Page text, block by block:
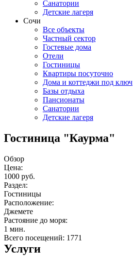
Санатории
Детские лагеря
Сочи
Все объекты
Частный сектор
Гостевые дома
Отели
Гостиницы
Квартиры посуточно
Дома и коттеджи под ключ
Базы отдыха
Пансионаты
Санатории
Детские лагеря
Гостиница "Каурма"
Обзор
Цена:
1000 руб.
Раздел:
Гостиницы
Расположение:
Джемете
Растояние до моря:
1 мин.
Всего посещений: 1771
Услуги